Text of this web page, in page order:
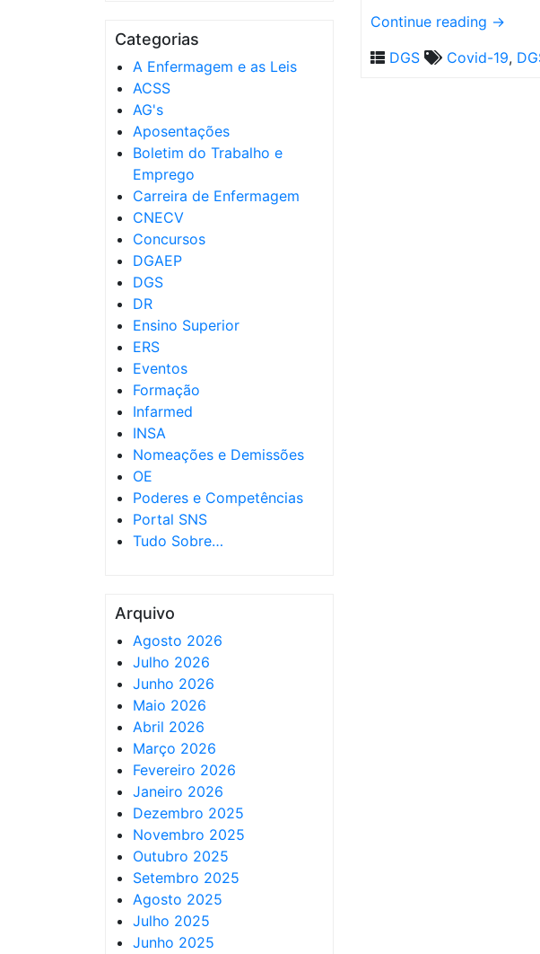
Categorias
A Enfermagem e as Leis
ACSS
AG's
Aposentações
Boletim do Trabalho e
Emprego
Carreira de Enfermagem
CNECV
Concursos
DGAEP
DGS
DR
Ensino Superior
ERS
Eventos
Formação
Infarmed
INSA
Nomeações e Demissões
OE
Poderes e Competências
Portal SNS
Tudo Sobre…
Arquivo
Agosto 2026
Julho 2026
Junho 2026
Maio 2026
Abril 2026
Março 2026
Fevereiro 2026
Janeiro 2026
Dezembro 2025
Novembro 2025
Outubro 2025
Setembro 2025
Agosto 2025
Julho 2025
Junho 2025
Continue reading →
DGS
Covid-19,